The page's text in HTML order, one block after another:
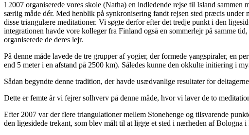
I 2007 organiserede vores skole (Natha) en indledende rejse til Island
særlig måde dér. Med henblik på synkronisering fandt rejsen sted præcis under
disse triangulære meditationer. Vi søgte derfor efter det tredje punkt i den
integrationen havde vore kolleger fra Finland også en sommerlejr på samme
organiserede de deres lejr.
På denne måde lavede de tre grupper af yogier, der formede yangspiraler, en
end 5 meter i en afstand på 2500 km). Således kunne den okkulte initiering i
Sådan begyndte denne tradition, der havde usædvanlige resultater for
Dette er femte år vi fejrer solhverv på denne måde, hvor vi laver de to
Efter 2007 var der flere triangulationer mellem Stonehenge og tilsvarende
den ligesidede trekant, som blev målt til at ligge et sted i nærheden af Bologna i